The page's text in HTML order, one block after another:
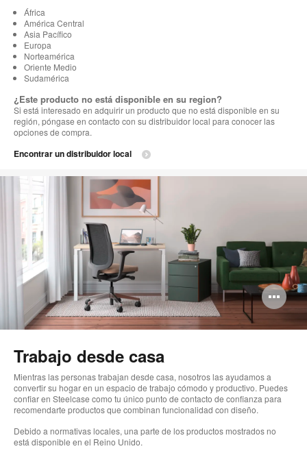
África
América Central
Asia Pacífico
Europa
Norteamérica
Oriente Medio
Sudamérica
¿Este producto no está disponible en su region?
Si está interesado en adquirir un producto que no está disponible en su
región, póngase en contacto con su distribuidor local para conocer las
opciones de compra.
Encontrar un distribuidor local
Trabajo desde casa
Mientras las personas trabajan desde casa, nosotros las ayudamos a
convertir su hogar en un espacio de trabajo cómodo y productivo. Puedes
confiar en Steelcase como tu único punto de contacto de confianza para
recomendarte productos que combinan funcionalidad con diseño.
Debido a normativas locales, una parte de los productos mostrados no
está disponible en el Reino Unido.